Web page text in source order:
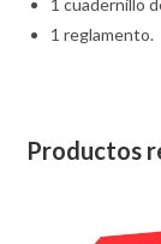
1 cuadernillo
1 reglamento.
Productos